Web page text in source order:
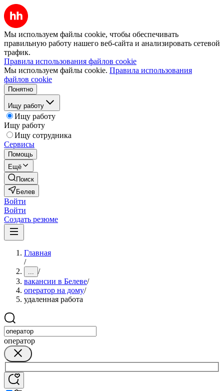
Мы используем файлы cookie, чтобы обеспечивать
правильную работу нашего веб-сайта и анализировать сетевой
трафик.
Правила использования файлов cookie
Мы используем файлы cookie. Правила использования
файлов cookie
Понятно
Ищу работу
Ищу работу
Ищу работу
Ищу сотрудника
Сервисы
Помощь
Ещё
Поиск
Белев
Войти
Войти
Создать резюме
Главная
/
... /
вакансии в Белеве/
оператор на дому/
удаленная работа
оператор